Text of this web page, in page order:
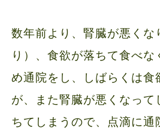
数年前より、腎臓が悪くな
り）、食欲が落ちて食べな
め通院をし、しばらくは食
が、また腎臓が悪くなって
ちてしまうので、点滴に通